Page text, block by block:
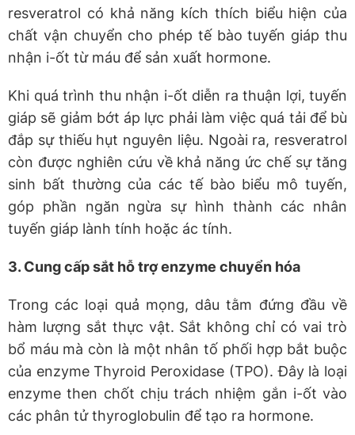
resveratrol có khả năng kích thích biểu hiện của
chất vận chuyển cho phép tế bào tuyến giáp thu
nhận i-ốt từ máu để sản xuất hormone.
Khi quá trình thu nhận i-ốt diễn ra thuận lợi, tuyến
giáp sẽ giảm bớt áp lực phải làm việc quá tải để bù
đắp sự thiếu hụt nguyên liệu. Ngoài ra, resveratrol
còn được nghiên cứu về khả năng ức chế sự tăng
sinh bất thường của các tế bào biểu mô tuyến,
góp phần ngăn ngừa sự hình thành các nhân
tuyến giáp lành tính hoặc ác tính.
3.Cung cấp sắt hỗ trợ enzyme chuyển hóa
Trong các loại quả mọng, dâu tằm đứng đầu về
hàm lượng sắt thực vật. Sắt không chỉ có vai trò
bổ máu mà còn là một nhân tố phối hợp bắt buộc
của enzyme Thyroid Peroxidase (TPO). Đây là loại
enzyme then chốt chịu trách nhiệm gắn i-ốt vào
các phân tử thyroglobulin để tạo ra hormone.